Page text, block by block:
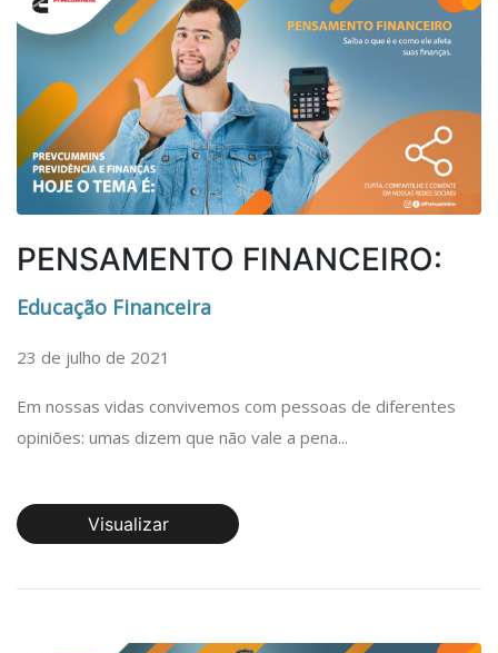
PENSAMENTO FINANCEIRO:
Educação Financeira
23 de julho de 2021
Em nossas vidas convivemos com pessoas de diferentes
opiniões: umas dizem que não vale a pena...
Visualizar